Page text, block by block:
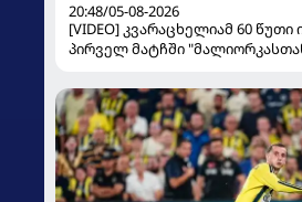
20:48/05-08-2026
[VIDEO] კვარაცხელიამ 60 წუთი
პირველ მატჩში